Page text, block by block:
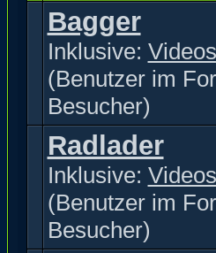
Bagger
Inklusive: Videos
(Benutzer im
Besucher)
Radlader
Inklusive: Videos
(Benutzer im
Besucher)